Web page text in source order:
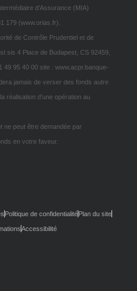
d’Assurance (MIA)
179 (www.orias.fr).
de Contrôle Prudentiel et de
sis 4 Place de Budapest, CS 92459,
49 95 40 00 site : www.acpr.banque-
jamais de verser des fonds autre
réalisation d’une opération au
ne peut être demandée par
en votre faveur.
Politique de confidentialitéPlan du site
Accessibilité